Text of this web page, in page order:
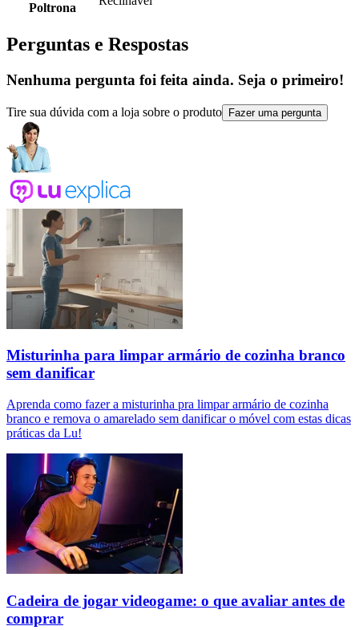
Poltrona
Perguntas e Respostas
Nenhuma pergunta foi feita ainda. Seja o primeiro!
Tire sua dúvida com a loja sobre o produto Fazer uma pergunta
Misturinha para limpar armário de cozinha branco
sem danificar
Aprenda como fazer a misturinha pra limpar armário de cozinha
branco e remova o amarelado sem danificar o móvel com estas dicas
práticas da Lu!
Cadeira de jogar videogame: o que avaliar antes de
comprar